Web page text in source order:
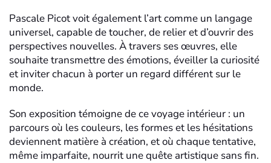
Pascale Picot voit également l’art comme un langage
universel, capable de toucher, de relier et d’ouvrir des
perspectives nouvelles. À travers ses œuvres, elle
souhaite transmettre des émotions, éveiller la curiosité
et inviter chacun à porter un regard différent sur le
monde.
Son exposition témoigne de ce voyage intérieur : un
parcours où les couleurs, les formes et les hésitations
deviennent matière à création, et où chaque tentative,
même imparfaite, nourrit une quête artistique sans fin.